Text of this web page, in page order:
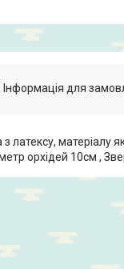
Інформація для
латексу,
орхідей 10см ,